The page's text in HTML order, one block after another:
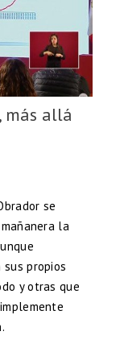
más allá
se
la
propios
y otras que